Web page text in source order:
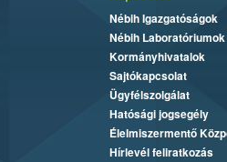
Nébih Igazgatóságok
Nébih Laboratóriumok
Kormányhivatalok
Sajtókapcsolat
Ügyfélszolgálat
Hatósági jogsegély
Élelmiszermentő
Hírlevél feliratkozás